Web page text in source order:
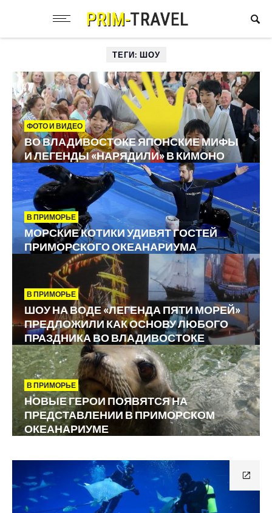
ТЕГИ: ШОУ
ФОТО И ВИДЕО
ВО ВЛАДИВОСТОКЕ ЯПОНСКИЕ МИФЫ
И ЛЕГЕНДЫ «НАРЯДИЛИ» В КИМОНО
В ПРИМОРЬЕ
МОРСКИЕ КОТИКИ УДИВЯТ ГОСТЕЙ
ПРИМОРСКОГО ОКЕАНАРИУМА
В ПРИМОРЬЕ
ШОУ НА ВОДЕ «ЛЕГЕНДА ПЯТИ МОРЕЙ»
ПРЕДЛОЖИЛИ КАК ОСНОВУ ЛЮБОГО
ПРАЗДНИКА ВО ВЛАДИВОСТОКЕ
В ПРИМОРЬЕ
НОВЫЕ ГЕРОИ ПОЯВЯТСЯ НА
ПРЕДСТАВЛЕНИИ В ПРИМОРСКОМ
ОКЕАНАРИУМЕ